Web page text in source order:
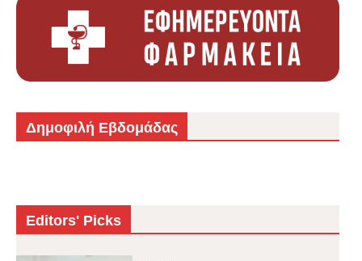
Δημοφιλή Εβδομάδας
Editors' Picks